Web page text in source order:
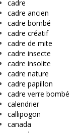
cadre
cadre ancien
cadre bombé
cadre créatif
cadre de mite
cadre insecte
cadre insolite
cadre nature
cadre papillon
cadre verre bombé
calendrier
callipogon
canada